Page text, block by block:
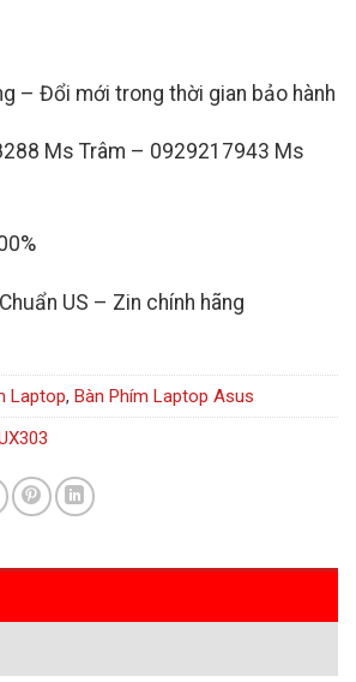
– Đổi mới trong thời gian bảo hành
Ms Trâm – 0929217943 Ms
US – Zin chính hãng
Laptop, Bàn Phím Laptop Asus